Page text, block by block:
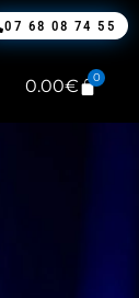
07 68 08 74 55
0.00€ 0